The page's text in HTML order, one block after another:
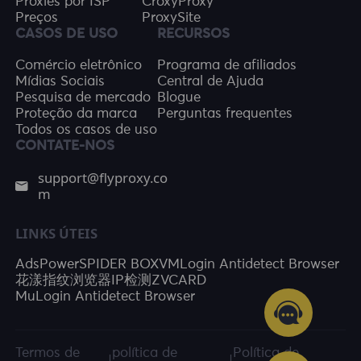
Preços
ProxySite
CASOS DE USO
Comércio eletrônico
Mídias Sociais
Pesquisa de mercado
Proteção da marca
Todos os casos de uso
RECURSOS
Programa de afiliados
Central de Ajuda
Blogue
Perguntas frequentes
CONTATE-NOS
support@flyproxy.co
m
LINKS ÚTEIS
AdsPowerSPIDER BOXVMLogin Antidetect Browser
花漾指纹浏览器 IP检测 ZVCARD
MuLogin Antidetect Browser
Termos de política de Política de